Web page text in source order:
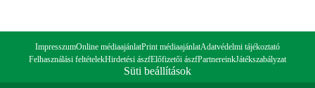
ImpresszumOnline médiaajánlatPrint médiaajánlatAdatvédelmi tájékoztató
Felhasználási feltételekHirdetési ászfElőfizetői ászfPartnereinkJátékszabályzat
Süti beállítások